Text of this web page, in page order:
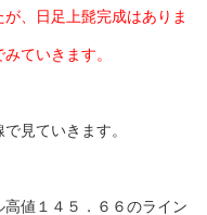
、日足上髭完成はありま
ていきます。
見ていきます。
値１４５．６６のライン